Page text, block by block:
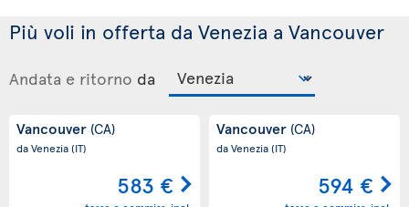
Più voli in offerta da Venezia a Vancouver
Andata e ritorno da
Vancouver (CA)
da Venezia(IT)
583 €
Vancouver (CA)
da Venezia(IT)
594 €